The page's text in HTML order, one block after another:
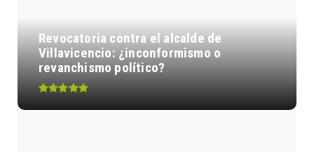
Revocatoria contra el alcalde de
Villavicencio: ¿inconformismo o
revanchismo político?